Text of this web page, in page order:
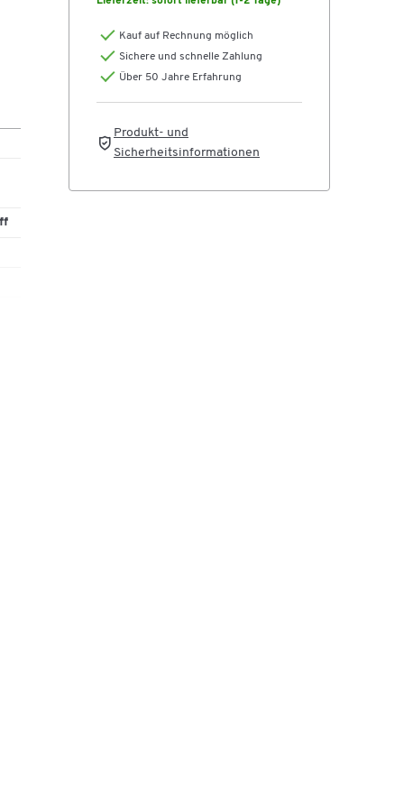
Kauf auf Rechnung möglich
Sichere und schnelle Zahlung
Über 50 Jahre Erfahrung
Produkt- und
Sicherheitsinformationen